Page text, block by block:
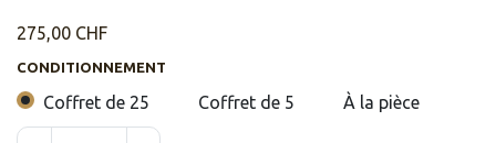
275,00 CHF
CONDITIONNEMENT
Coffret de 25 Coffret de 5 À la pièce